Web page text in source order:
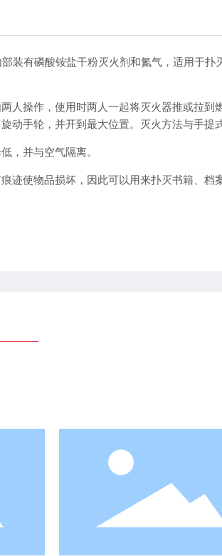
装有磷酸铵盐干粉灭火剂和氮气，适用于
人操作，使用时两人一起将灭火器推或拉
动手轮，并开到最大位置。灭火方法与手提
，并与空气隔离。
迹使物品损坏，因此可以用来扑灭书籍、档